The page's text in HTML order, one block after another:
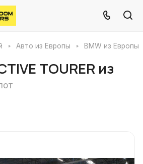
Авто из Европы BMW из Европы
TOURER из